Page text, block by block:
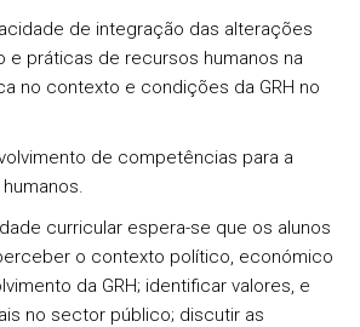
de integração das alterações
e práticas de recursos humanos na
no contexto e condições da GRH no
de competências para a
curricular espera-se que os alunos
o contexto político, económico
da GRH; identificar valores, e
no sector público; discutir as